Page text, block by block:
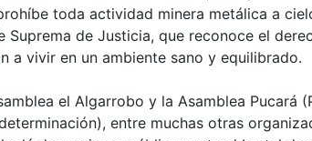
toda actividad minera metálica a
Suprema de Justicia, que reconoce el
a vivir en un ambiente sano y equilibrado.
el Algarrobo y la Asamblea Pucará
entre muchas otras